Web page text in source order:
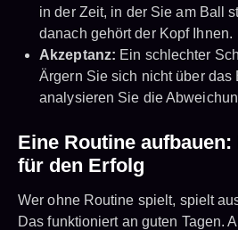
in der Zeit, in der Sie am Ball
danach gehört der Kopf Ihnen.
Akzeptanz: Ein schlechter
Ärgern Sie sich nicht über das
analysieren Sie die
Eine Routine
für den Erfolg
Wer ohne Routine spielt, spielt
Das funktioniert an guten Tagen.